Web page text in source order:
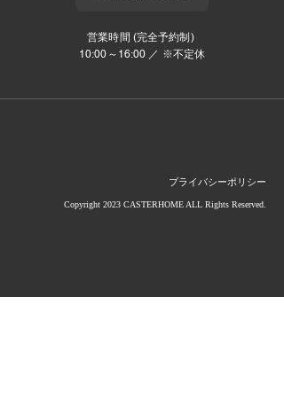
営業時間 (完全予約制)
10:00～16:00 ／ ※不定休
プライバシーポリシー
Copyright 2023 CASTERHOME ALL Rights Reserved.